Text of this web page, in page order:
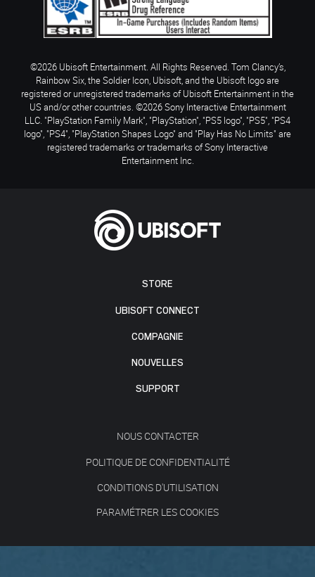
STORE
UBISOFT CONNECT
COMPAGNIE
NOUVELLES
SUPPORT
NOUS CONTACTER
POLITIQUE DE CONFIDENTIALITÉ
CONDITIONS D'UTILISATION
PARAMÉTRER LES COOKIES
©2026 Ubisoft Entertainment. All Rights Reserved. Tom Clancy’s,
Rainbow Six, the Soldier Icon, Ubisoft, and the Ubisoft logo are
registered or unregistered trademarks of Ubisoft Entertainment in the
US and/or other countries. ©2026 Sony Interactive Entertainment
LLC. "PlayStation Family Mark", "PlayStation", "PS5 logo", "PS5", "PS4
logo", "PS4", "PlayStation Shapes Logo" and "Play Has No Limits" are
registered trademarks or trademarks of Sony Interactive
Entertainment Inc.